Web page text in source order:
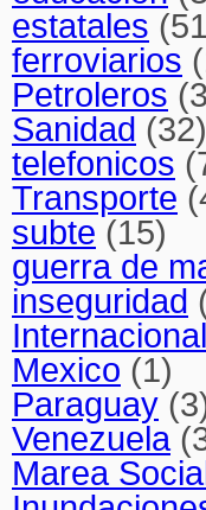
estatales
ferroviarios
Petroleros
Sanidad (32)
telefonicos
Transporte
subte (15)
guerra de
inseguridad
Mexico (1)
Paraguay
Venezuela
Marea